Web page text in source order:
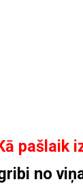
pašlaik
no